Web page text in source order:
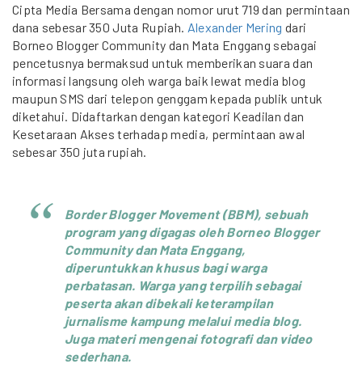
Cipta Media Bersama dengan nomor urut 719 dan permintaan
dana sebesar 350 Juta Rupiah. Alexander Mering dari
Borneo Blogger Community dan Mata Enggang sebagai
pencetusnya bermaksud untuk memberikan suara dan
informasi langsung oleh warga baik lewat media blog
maupun SMS dari telepon genggam kepada publik untuk
diketahui. Didaftarkan dengan kategori Keadilan dan
Kesetaraan Akses terhadap media, permintaan awal
sebesar 350 juta rupiah.
Border Blogger Movement (BBM), sebuah
program yang digagas oleh Borneo Blogger
Community dan Mata Enggang,
diperuntukkan khusus bagi warga
perbatasan. Warga yang terpilih sebagai
peserta akan dibekali keterampilan
jurnalisme kampung melalui media blog.
Juga materi mengenai fotografi dan video
sederhana.